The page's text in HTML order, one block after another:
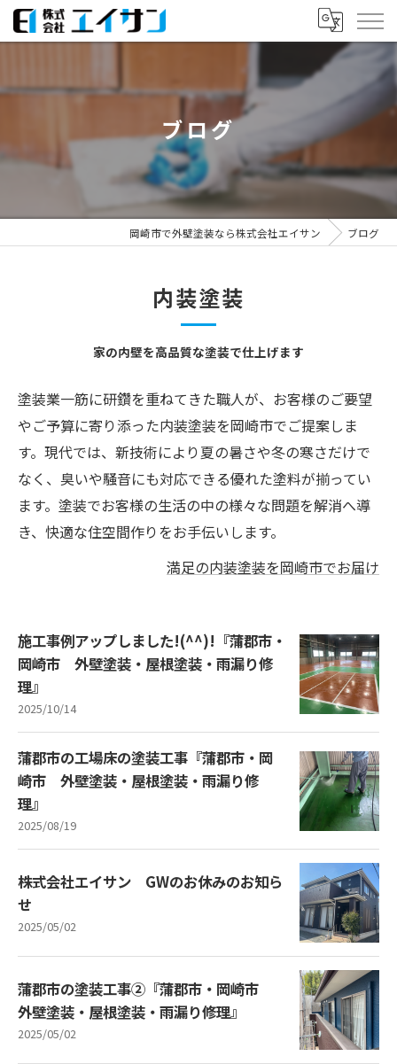
ブログ
岡崎市で外壁塗装なら株式会社エイサン ブログ
内装塗装
家の内壁を高品質な塗装で仕上げます
塗装業一筋に研鑽を重ねてきた職人が、お客様のご要望
やご予算に寄り添った内装塗装を岡崎市でご提案しま
す。現代では、新技術により夏の暑さや冬の寒さだけで
なく、臭いや騒音にも対応できる優れた塗料が揃ってい
ます。塗装でお客様の生活の中の様々な問題を解消へ導
き、快適な住空間作りをお手伝いします。
満足の内装塗装を岡崎市でお届け
施工事例アップしました!(^^)!『蒲郡市・
岡崎市 外壁塗装・屋根塗装・雨漏り修
理』
2025/10/14
蒲郡市の工場床の塗装工事『蒲郡市・岡
崎市 外壁塗装・屋根塗装・雨漏り修
理』
2025/08/19
株式会社エイサン GWのお休みのお知ら
せ
2025/05/02
蒲郡市の塗装工事②『蒲郡市・岡崎市
外壁塗装・屋根塗装・雨漏り修理』
2025/05/02